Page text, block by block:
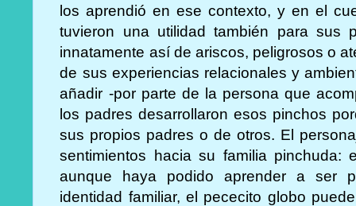
los aprendió en ese contexto, y en el
tuvieron una utilidad también para sus
innatamente así de ariscos, peligrosos o
de sus experiencias relacionales y
añadir -por parte de la persona que
los padres desarrollaron esos pinchos
sus propios padres o de otros. El
sentimientos hacia su familia pinchuda:
aunque haya podido aprender a ser
identidad familiar, el pececito globo